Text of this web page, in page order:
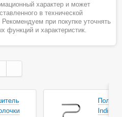
характер и может
в технической
при покупке уточнять
функций и характеристик.
Indigo